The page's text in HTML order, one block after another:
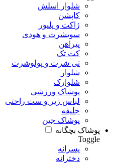
شلوار اسلش
کاپشن
ژاکت و پلیور
سویشرت و هودی
پیراهن
کت تک
تی شرت و پولوشرت
شلوار
شلوارک
پوشاک ورزشی
لباس زیر و ست راحتی
جلیقه
پوشاک جین
پوشاک بچگانه
Toggle
پسرانه
دخترانه